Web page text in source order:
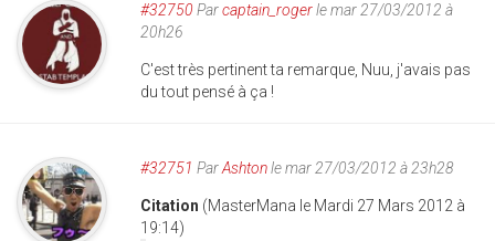
#32750 Parcaptain_rogerle mar 27/03/2012 à
20h26
C'est très pertinent ta remarque, Nuu, j'avais pas
du tout pensé à ça !
#32751 ParAshtonle mar 27/03/2012 à 23h28
Citation (MasterMana le Mardi 27 Mars 2012 à
19:14)